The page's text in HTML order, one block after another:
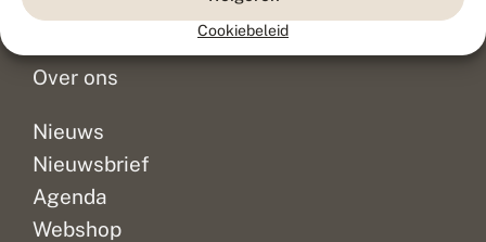
Cookiebeleid
Doneer
Over ons
Nieuws
Nieuwsbrief
Agenda
Webshop